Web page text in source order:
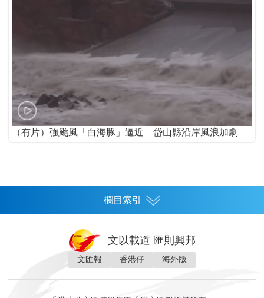
（有片）強颱風「白海豚」逼近 岱山縣沿岸風浪加劇
欄目索引
灣區人
文以載道 匯則興邦
文匯報 香港仔 海外版